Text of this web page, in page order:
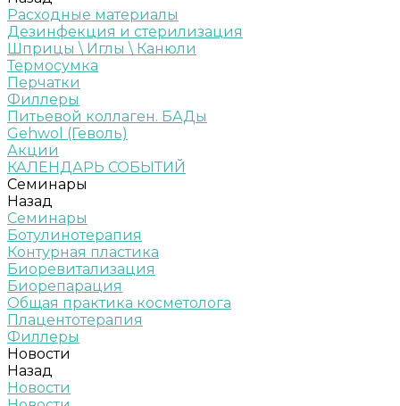
Расходные материалы
Дезинфекция и стерилизация
Шприцы \ Иглы \ Канюли
Термосумка
Перчатки
Филлеры
Питьевой коллаген. БАДы
Gehwol (Геволь)
Акции
КАЛЕНДАРЬ СОБЫТИЙ
Семинары
Назад
Семинары
Ботулинотерапия
Контурная пластика
Биоревитализация
Биорепарация
Общая практика косметолога
Плацентотерапия
Филлеры
Новости
Назад
Новости